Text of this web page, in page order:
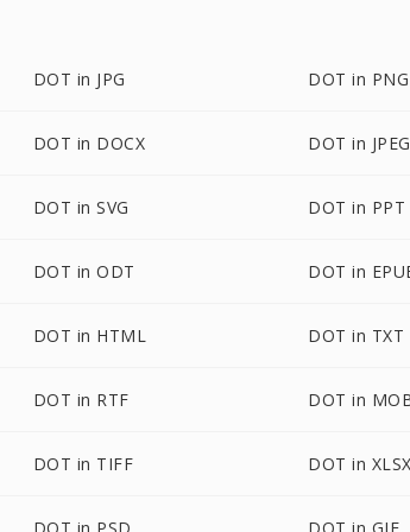
DOT in JPG DOT in PNG
DOT in DOCX DOT in JPEG
DOT in SVG DOT in PPT
DOT in ODT DOT in
DOT in HTML DOT in TXT
DOT in RTF DOT in
DOT in TIFF DOT in XLSX